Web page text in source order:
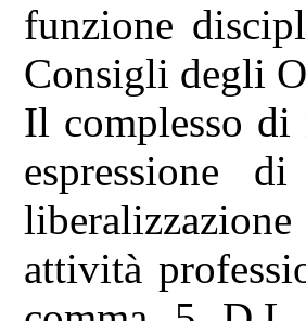
funzione
Consigli degli
Il complesso di
espressione
attività